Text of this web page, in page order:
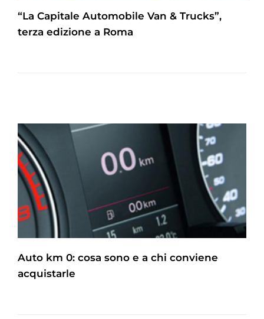
“La Capitale Automobile Van & Trucks”,
terza edizione a Roma
Auto km 0: cosa sono e a chi conviene
acquistarle